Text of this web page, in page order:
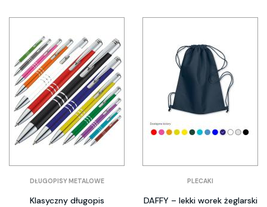
DŁUGOPISY METALOWE
Klasyczny długopis
PLECAKI
DAFFY – lekki worek żeglarski